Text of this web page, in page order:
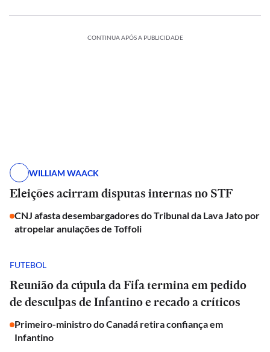
CONTINUA APÓS A PUBLICIDADE
WILLIAM WAACK
Eleições acirram disputas internas no STF
CNJ afasta desembargadores do Tribunal da Lava Jato por
atropelar anulações de Toffoli
FUTEBOL
Reunião da cúpula da Fifa termina em pedido
de desculpas de Infantino e recado a críticos
Primeiro-ministro do Canadá retira confiança em
Infantino